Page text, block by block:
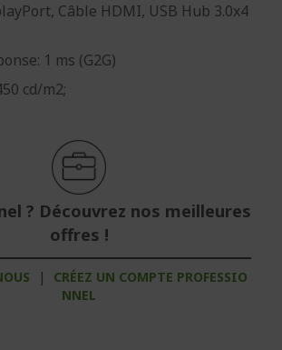
Câble HDMI, USB Hub 3.0x4
1 ms (G2G)
cd/m2;
? Découvrez nos meilleures
offres !
|
CRÉEZ UN COMPTE PROFESSIO
NNEL